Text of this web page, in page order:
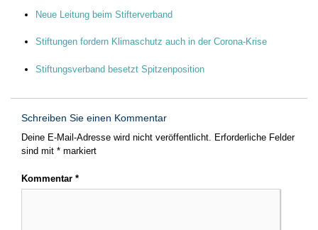
Neue Leitung beim Stifterverband
Stiftungen fordern Klimaschutz auch in der Corona-Krise
Stiftungsverband besetzt Spitzenposition
Schreiben Sie einen Kommentar
Deine E-Mail-Adresse wird nicht veröffentlicht. Erforderliche Felder
sind mit * markiert
Kommentar *